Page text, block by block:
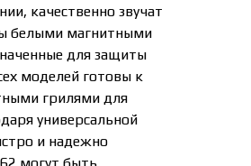
качественно звучат
белыми магнитными
для защиты
моделей готовы к
грилями для
универсальной
и надежно